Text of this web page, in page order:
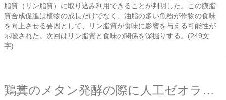
脂質（リン脂質）に取り込み利用できることが判明した。この膜脂
質合成促進は植物の成長だけでなく、油脂の多い魚粉が作物の食味
を向上させる要因として、リン脂質が食味に影響を与える可能性が
示唆された。次回はリン脂質と食味の関係を深掘りする。(249文
字)
鶏糞のメタン発酵の際に人工ゼオライトの添加で発酵は促進されるか？